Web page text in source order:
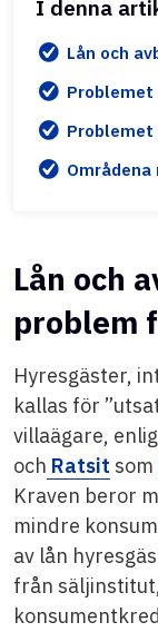
I denna
Lån och
Problemet
Lån och
problem
Hyresgäster,
kallas för
villaägare,
och Ratsit som
Kraven beror
mindre
av lån
från